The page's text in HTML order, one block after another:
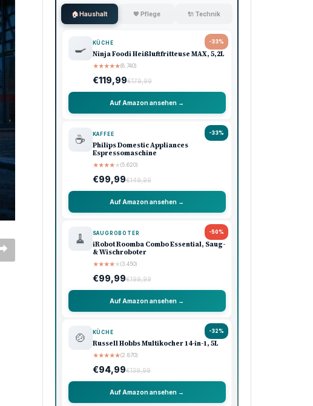
🏠 Haushalt 💖 Pflege 🔌 Technik
-33%
🍳 KÜCHE
Ninja Foodi Heißluftfritteuse MAX, 5,2L
★★★★★(8.740)
€119,99€179,99
Auf Amazon ansehen →
-33%
☕ KAFFEE
Philips Domestic Appliances
Espressomaschine
★★★★★(5.620)
€99,99€149,99
Auf Amazon ansehen →
-50%
🧹 SAUGROBOTER
iRobot Roomba Combo Essential, Saug-
& Wischroboter
★★★★★(3.450)
€99,99€199,99
Auf Amazon ansehen →
-32%
🍲 KÜCHE
Russell Hobbs Multikocher 14-in-1, 5L
★★★★★(2.870)
€94,99€139,99
Auf Amazon ansehen →